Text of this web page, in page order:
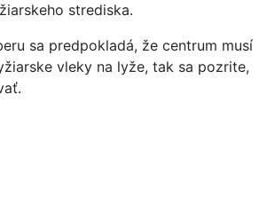
strediska.
sa predpokladá, že centrum musí
vleky na lyže, tak sa pozrite,